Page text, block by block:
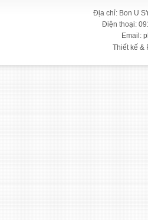
Địa chỉ: Bon U
Điện thoại:
Email:
Thiết kế &